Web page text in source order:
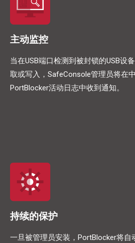
主动监控
当在USB端口检测到被封锁的USB设
取或写入，SafeConsole管理员将在
PortBlocker活动日志中收到通知。
持续的保护
一旦被管理员安装，PortBlocker将自